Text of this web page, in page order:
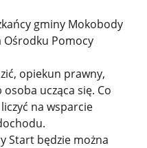
gminy Mokobody
Ośrodku Pomocy
opiekun prawny,
ucząca się. Co
na wsparcie
Start będzie można